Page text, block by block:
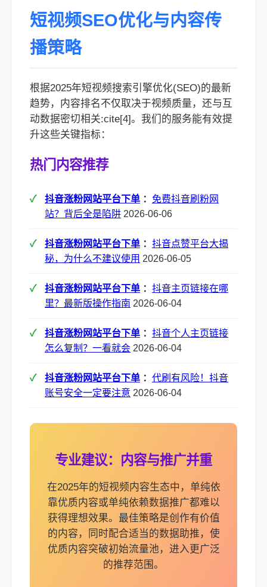
短视频SEO优化与内容传
播策略
根据2025年短视频搜索引擎优化(SEO)的最新
趋势，内容排名不仅取决于视频质量，还与互
动数据密切相关:cite[4]。我们的服务能有效提
升这些关键指标：
热门内容推荐
抖音涨粉网站平台下单 ： 免费抖音刷粉网
站？背后全是陷阱 2026-06-06
抖音涨粉网站平台下单 ： 抖音点赞平台大揭
秘，为什么不建议使用 2026-06-05
抖音涨粉网站平台下单 ： 抖音主页链接在哪
里？最新版操作指南 2026-06-04
抖音涨粉网站平台下单 ： 抖音个人主页链接
怎么复制？一看就会 2026-06-04
抖音涨粉网站平台下单 ： 代刷有风险！抖音
账号安全一定要注意 2026-06-04
专业建议：内容与推广并重
在2025年的短视频内容生态中，单纯依
靠优质内容或单纯依赖数据推广都难以
获得理想效果。最佳策略是创作有价值
的内容，同时配合适当的数据助推，使
优质内容突破初始流量池，进入更广泛
的推荐范围。